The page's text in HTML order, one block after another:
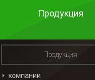
Продукция
Продукция
компании